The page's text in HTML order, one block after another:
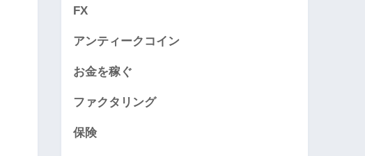
FX
アンティークコイン
お金を稼ぐ
ファクタリング
保険